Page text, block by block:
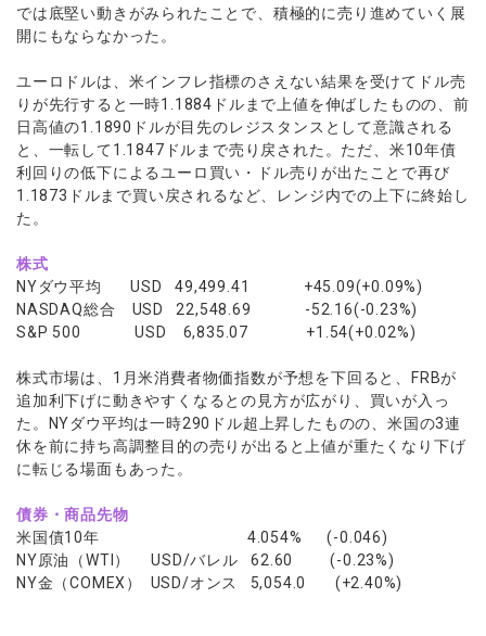
では底堅い動きがみられたことで、積極的に売り進めていく展
開にもならなかった。
ユーロドルは、米インフレ指標のさえない結果を受けてドル売
りが先行すると一時1.1884ドルまで上値を伸ばしたものの、前
日高値の1.1890ドルが目先のレジスタンスとして意識される
と、一転して1.1847ドルまで売り戻された。ただ、米10年債
利回りの低下によるユーロ買い・ドル売りが出たことで再び
1.1873ドルまで買い戻されるなど、レンジ内での上下に終始し
た。
株式
NYダウ平均 USD 49,499.41 +45.09(+0.09%)
NASDAQ総合 USD 22,548.69 -52.16(-0.23%)
S&P 500 USD 6,835.07 +1.54(+0.02%)
株式市場は、1月米消費者物価指数が予想を下回ると、FRBが
追加利下げに動きやすくなるとの見方が広がり、買いが入っ
た。NYダウ平均は一時290ドル超上昇したものの、米国の3連
休を前に持ち高調整目的の売りが出ると上値が重たくなり下げ
に転じる場面もあった。
債券・商品先物
米国債10年 4.054% (-0.046)
NY原油（WTI） USD/バレル 62.60 (-0.23%)
NY金（COMEX） USD/オンス 5,054.0 (+2.40%)